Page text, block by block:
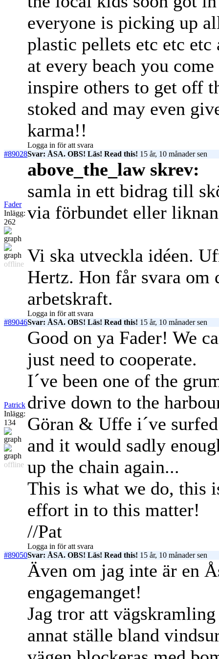
everyone is picking up
plastic pellets etc etc
at every beach you
inspire others to get off
stoked and may even
karma!!
Logga in för att svara
#89028Svar: ÅSA. OBS! Läs! Read this! 15 år, 10 månader sen
Fader
Inlägg:
262
offline
above_the_law skrev:
samla in ett bidrag till
via förbundet eller
Vi ska utveckla idéen.
Hertz. Hon får svara om
arbetskraft.
Logga in för att svara
#89046Svar: ÅSA. OBS! Läs! Read this! 15 år, 10 månader sen
Patrick
Inlägg:
134
offline
Good on ya Fader! We
just need to cooperate.
I´ve been one of the
drive down to the
Göran & Uffe i´ve
and it would sadly
up the chain again...
This is what we do, this
effort in to this matter!
//Pat
Logga in för att svara
#89050Svar: ÅSA. OBS! Läs! Read this! 15 år, 10 månader sen
Även om jag inte är en
engagemanget!
Jag tror att
annat ställe bland